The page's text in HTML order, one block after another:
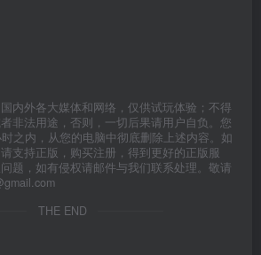
内外各大媒体和网络，仅供试玩体验；不得
非法用途，否则，一切后果请用户自负。您
之内，从您的电脑中彻底删除上述内容。如
支持正版，购买注册，得到更好的正版服
题，如有侵权请邮件与我们联系处理。敬请
THE END